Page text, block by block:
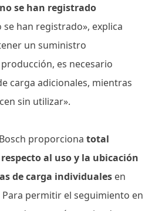
se han registrado
han registrado», explica
un suministro
es necesario
carga adicionales, mientras
sin utilizar».
proporciona total
al uso y la ubicación
de carga individuales en
permitir el seguimiento en